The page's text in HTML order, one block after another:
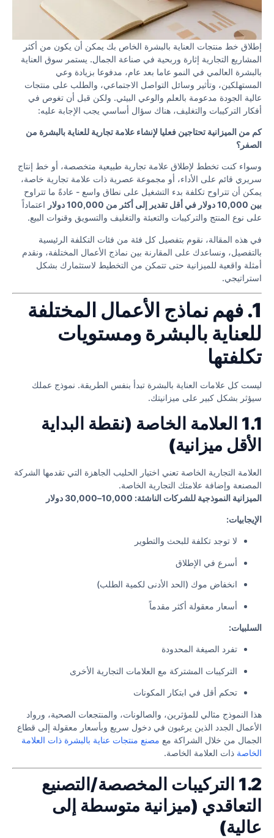
إطلاق خط منتجات العناية بالبشرة الخاص بك يمكن أن يكون من أكثر
المشاريع التجارية إثارة وربحية في صناعة الجمال. يستمر سوق العناية
بالبشرة العالمي في النمو عاما بعد عام، مدفوعا بزيادة وعي
المستهلكين، وتأثير وسائل التواصل الاجتماعي، والطلب على منتجات
عالية الجودة مدعومة بالعلم والوعي البيئي. ولكن قبل أن تغوص في
أفكار التركيبات والتغليف، هناك سؤال أساسي يجب الإجابة عليه:
كم من الميزانية تحتاجين فعليا لإنشاء علامة تجارية للعناية بالبشرة من
الصفر؟
وسواء كنت تخطط لإطلاق علامة تجارية طبيعية متخصصة، أو خط إنتاج
سريري قائم على الأداء، أو مجموعة عصرية ذات علامة تجارية خاصة،
يمكن أن تتراوح تكلفة بدء التشغيل على نطاق واسع - عادةً ما تتراوح
بين 10,000 دولار في أقل تقدير إلى أكثر من 100,000 دولار
اعتماداً
على نوع المنتج والتركيبات والتعبئة والتغليف والتسويق وقنوات البيع.
في هذه المقالة، نقوم بتفصيل كل فئة من فئات التكلفة الرئيسية
بالتفصيل، ونساعدك على المقارنة بين نماذج الأعمال المختلفة، ونقدم
أمثلة واقعية للميزانية حتى تتمكن من التخطيط لاستثمارك بشكل
استراتيجي.
1. فهم نماذج الأعمال المختلفة
للعناية بالبشرة ومستويات
تكلفتها
ليست كل علامات العناية بالبشرة تبدأ بنفس الطريقة. نموذج عملك
سيؤثر بشكل كبير على ميزانيتك.
1.1 العلامة الخاصة (نقطة البداية
الأقل ميزانية)
العلامة التجارية الخاصة تعني اختيار الحليب الجاهزة التي تقدمها الشركة
المصنعة وإضافة علامتك التجارية الخاصة.
الميزانية النموذجية للشركات الناشئة: 10,000–30,000 دولار
الإيجابيات:
لا توجد تكلفة للبحث والتطوير
أسرع في الإطلاق
انخفاض موك (الحد الأدنى لكمية الطلب)
أسعار معقولة أكثر مقدماً
السلبيات:
تفرد الصيغة المحدودة
التركيبات المشتركة مع العلامات التجارية الأخرى
تحكم أقل في ابتكار المكونات
هذا النموذج مثالي للمؤثرين، والصالونات، والمنتجعات الصحية، ورواد
الأعمال الجدد الذين يرغبون في دخول سريع وبأسعار معقولة إلى قطاع
الجمال من خلال الشراكة مع مصنع منتجات عناية بالبشرة ذات العلامة
الخاصة ذات العلامة الخاصة.
1.2 التركيبات المخصصة/التصنيع
التعاقدي (ميزانية متوسطة إلى
عالية)